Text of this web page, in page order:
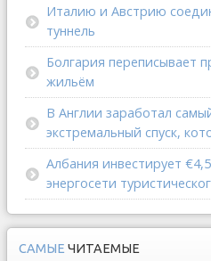
Италию и Австрию
туннель
Болгария переписывает
жильём
В Англии заработал
экстремальный спуск,
Албания инвестирует
энергосети
САМЫЕ ЧИТАЕМЫЕ